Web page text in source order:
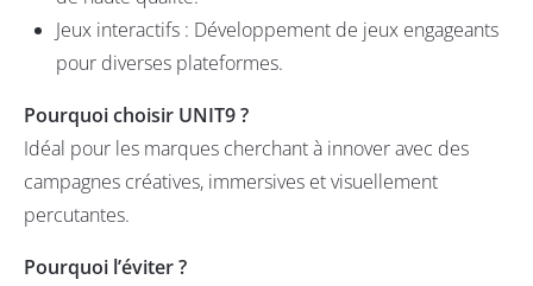
Jeux interactifs : Développement de jeux engageants
pour diverses plateformes.
Pourquoi choisir UNIT9 ?
Idéal pour les marques cherchant à innover avec des
campagnes créatives, immersives et visuellement
percutantes.
Pourquoi l’éviter ?